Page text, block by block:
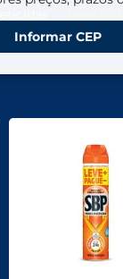
Informar CEP